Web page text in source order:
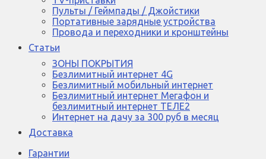
Пульты / Геймпады / Джойстики
Портативные зарядные устройства
Провода и переходники и кронштейны
Статьи
ЗОНЫ ПОКРЫТИЯ
Безлимитный интернет 4G
Безлимитный мобильный интернет
Безлимитный интернет Мегафон и
безлимитный интернет ТЕЛЕ2
Интернет на дачу за 300 руб в месяц
Доставка
Гарантии